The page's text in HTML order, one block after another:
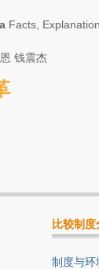
Facts,
钱震杰
比较制度
制度与环